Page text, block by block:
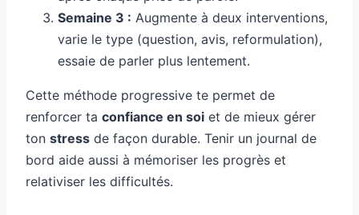
Semaine 3 : Augmente à deux interventions,
varie le type (question, avis, reformulation),
essaie de parler plus lentement.
Cette méthode progressive te permet de
renforcer ta confiance en soi et de mieux gérer
ton stress de façon durable. Tenir un journal de
bord aide aussi à mémoriser les progrès et
relativiser les difficultés.